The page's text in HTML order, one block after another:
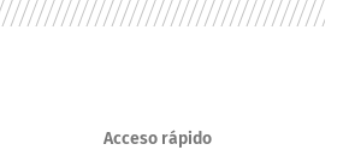
Acceso rápido